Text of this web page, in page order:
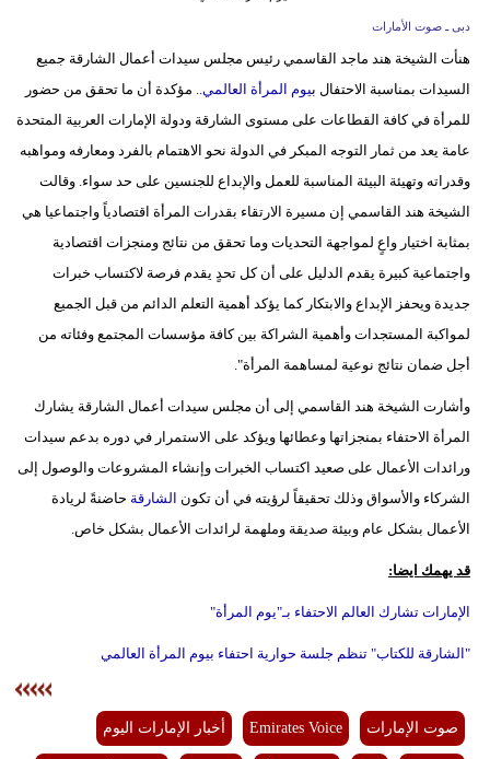
إسلامية
علوم
وتكنولوجيا
مدوَّنات
فيديو
دبى ـ صوت الأمارات
هنأت الشيخة هند ماجد القاسمي رئيس مجلس سيدات أعمال الشارقة جميع
السيدات بمناسبة الاحتفال بيوم المرأة العالمي.
. مؤكدة أن ما تحقق من حضور
للمرأة في كافة القطاعات على مستوى الشارقة ودولة الإمارات العربية المتحدة
عامة يعد من ثمار التوجه المبكر في الدولة نحو الاهتمام بالفرد ومعارفه ومواهبه
وقدراته وتهيئة البيئة المناسبة للعمل والإبداع للجنسين على حد سواء. وقالت
الشيخة هند القاسمي إن مسيرة الارتقاء بقدرات المرأة اقتصادياً واجتماعيا هي
بمثابة اختيار واعٍ لمواجهة التحديات وما تحقق من نتائج ومنجزات اقتصادية
واجتماعية كبيرة يقدم الدليل على أن كل تحدٍ يقدم فرصة لاكتساب خبرات
جديدة ويحفز الإبداع والابتكار كما يؤكد أهمية التعلم الدائم من قبل الجميع
لمواكبة المستجدات وأهمية الشراكة بين كافة مؤسسات المجتمع وفئاته من
أجل ضمان نتائج نوعية لمساهمة المرأة".
وأشارت الشيخة هند القاسمي إلى أن مجلس سيدات أعمال الشارقة يشارك
المرأة الاحتفاء بمنجزاتها وعطائها ويؤكد على الاستمرار في دوره بدعم سيدات
ورائدات الأعمال على صعيد اكتساب الخبرات وإنشاء المشروعات والوصول إلى
الشركاء والأسواق وذلك تحقيقاً لرؤيته في أن تكون الشارقة حاضنةً لريادة
الأعمال بشكل عام وبيئة صديقة وملهمة لرائدات الأعمال بشكل خاص.
قد يهمك ايضا:
الإمارات تشارك العالم الاحتفاء بـ"يوم المرأة"
"الشارقة للكتاب" تنظم جلسة حوارية احتفاء بيوم المرأة العالمي
صوت الإمارات Emirates Voice أخبار الإمارات اليوم